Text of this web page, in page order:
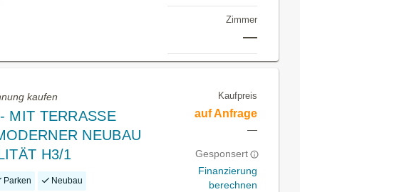
Zimmer
—
kaufen
MIT TERRASSE
NEUBAU
H3/1
Parken Neubau
Kaufpreis
auf Anfrage
—
Gesponsert
Finanzierung
berechnen